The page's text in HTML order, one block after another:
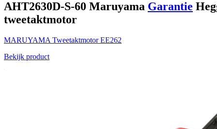
AHT2630D-S-60 Maruyama Garantie
tweetaktmotor
MARUYAMA TweetaktmotorEE262
Bekijk product